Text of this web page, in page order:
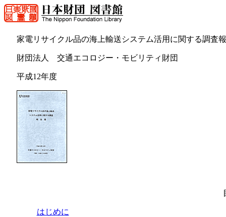
家電リサイクル品の海上輸送システム活用に関する調査
財団法人 交通エコロジー・モビリティ財団
平成12年度
はじめに